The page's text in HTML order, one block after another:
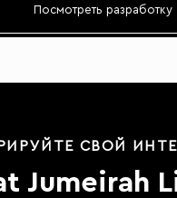
Посмотреть разработку
СВОЙ
Jumeirah